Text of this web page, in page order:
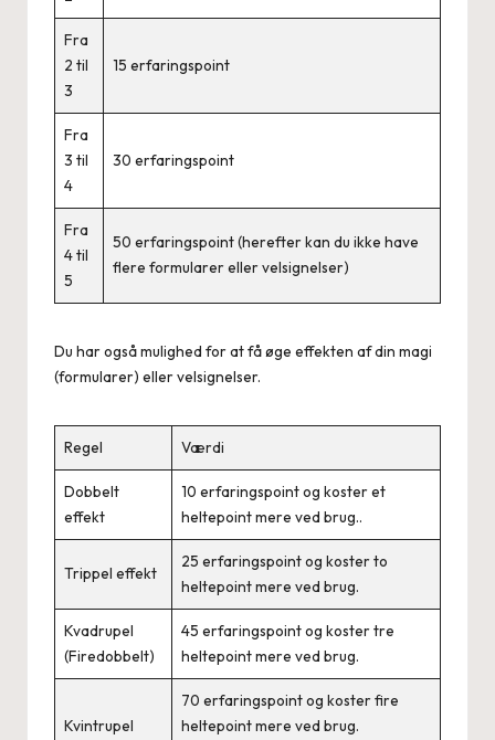
Fra
2 til
3
15 erfaringspoint
Fra
3 til
4
30 erfaringspoint
Fra
4 til
5
50 erfaringspoint (herefter kan du ikke have
flere formularer eller velsignelser)
Du har også mulighed for at få øge effekten af din magi
(formularer) eller velsignelser.
Regel Værdi
Dobbelt
effekt
10 erfaringspoint og koster et
heltepoint mere ved brug..
Trippel effekt
25 erfaringspoint og koster to
heltepoint mere ved brug.
Kvadrupel
(Firedobbelt)
45 erfaringspoint og koster tre
heltepoint mere ved brug.
Kvintrupel
70 erfaringspoint og koster fire
heltepoint mere ved brug.